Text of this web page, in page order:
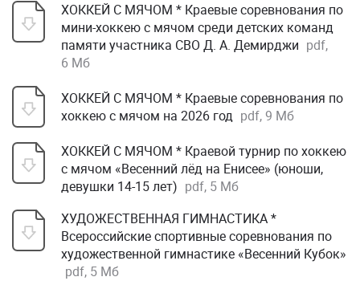
ХОККЕЙ С МЯЧОМ * Краевые соревнования по
мини-хоккею с мячом среди детских команд
памяти участника СВО Д. А. Демирджи pdf,
6 Мб
ХОККЕЙ С МЯЧОМ * Краевые соревнования по
хоккею с мячом на 2026 год pdf, 9 Мб
ХОККЕЙ С МЯЧОМ * Краевой турнир по хоккею
с мячом «Весенний лёд на Енисее» (юноши,
девушки 14-15 лет) pdf, 5 Мб
ХУДОЖЕСТВЕННАЯ ГИМНАСТИКА *
Всероссийские спортивные соревнования по
художественной гимнастике «Весенний Кубок»
pdf, 5 Мб